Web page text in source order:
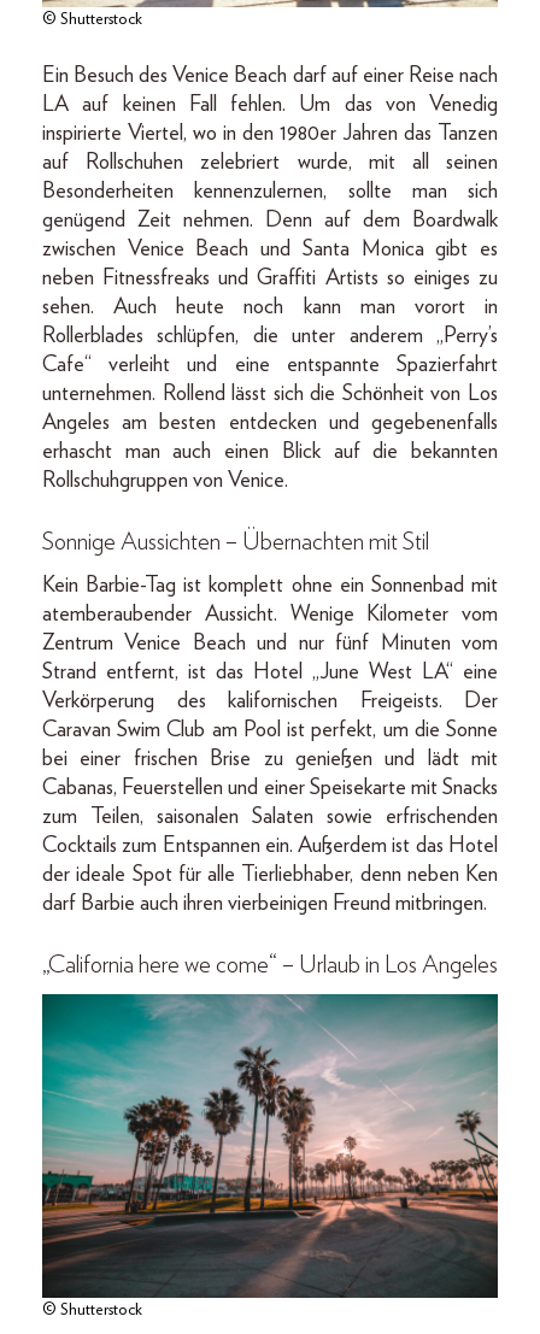
© Shutterstock
Ein Besuch des Venice Beach darf auf einer Reise nach
LA auf keinen Fall fehlen. Um das von Venedig
inspirierte Viertel, wo in den 1980er Jahren das Tanzen
auf Rollschuhen zelebriert wurde, mit all seinen
Besonderheiten kennenzulernen, sollte man sich
genügend Zeit nehmen. Denn auf dem Boardwalk
zwischen Venice Beach und Santa Monica gibt es
neben Fitnessfreaks und Graffiti Artists so einiges zu
sehen. Auch heute noch kann man vorort in
Rollerblades schlüpfen, die unter anderem „Perry’s
Cafe“ verleiht und eine entspannte Spazierfahrt
unternehmen. Rollend lässt sich die Schönheit von Los
Angeles am besten entdecken und gegebenenfalls
erhascht man auch einen Blick auf die bekannten
Rollschuhgruppen von Venice.
Sonnige Aussichten – Übernachten mit Stil
Kein Barbie-Tag ist komplett ohne ein Sonnenbad mit
atemberaubender Aussicht. Wenige Kilometer vom
Zentrum Venice Beach und nur fünf Minuten vom
Strand entfernt, ist das Hotel „June West LA“ eine
Verkörperung des kalifornischen Freigeists. Der
Caravan Swim Club am Pool ist perfekt, um die Sonne
bei einer frischen Brise zu genießen und lädt mit
Cabanas, Feuerstellen und einer Speisekarte mit Snacks
zum Teilen, saisonalen Salaten sowie erfrischenden
Cocktails zum Entspannen ein. Außerdem ist das Hotel
der ideale Spot für alle Tierliebhaber, denn neben Ken
darf Barbie auch ihren vierbeinigen Freund mitbringen.
„California here we come“ – Urlaub in Los Angeles
© Shutterstock